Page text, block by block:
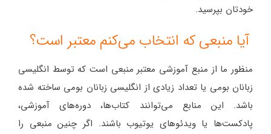
خودتان بپرسید.
آیا منبعی که انتخاب می‌کنم معتبر است؟
منظور ما از منبع آموزشی معتبر منبعی است که توسط انگلیسی
زبانان بومی یا تعداد زیادی از انگلیسی زبانان بومی ساخته شده
باشد. این منابع می‌توانند کتاب‌ها، دوره‌های آموزشی،
پادکست‌ها یا ویدئوهای یوتیوب باشند. اگر چنین منبعی را